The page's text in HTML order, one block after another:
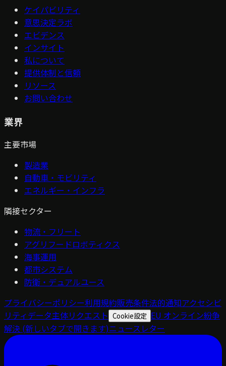
ケイパビリティ
意思決定ラボ
エビデンス
インサイト
私について
提供体制と信頼
リソース
お問い合わせ
業界
主要市場
製造業
自動車・モビリティ
エネルギー・インフラ
隣接セクター
物流・フリート
アグリフードロボティクス
海事運用
都市システム
防衛・デュアルユース
プライバシーポリシー利用規約販売条件法的通知アクセシビ
リティデータ主体リクエスト Cookie設定 EU オンライン紛争
解決 (新しいタブで開きます)ニュースレター